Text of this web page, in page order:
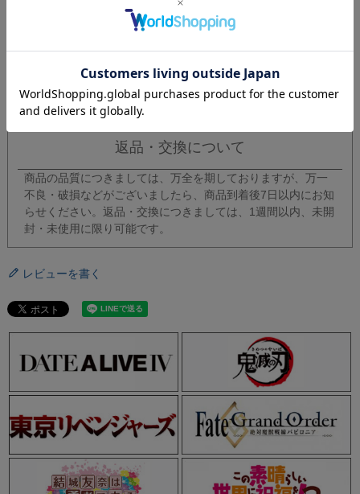
返品特約について
商品についてのお問い合わせ
返品・交換について
商品の品質につきましては、万全を期しておりますが、万一
不良・破損などがございましたら、商品到着後7日以内にお知
らせください。返品・交換につきましては、1週間以内、未開
封・未使用に限り可能です。
レビューを書く